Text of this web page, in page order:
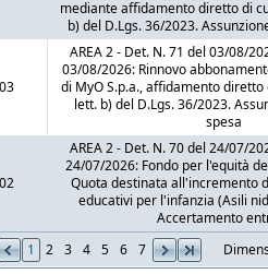
1 2 3 4 5 6 7
mediante affidamento diretto di
b) del D.Lgs. 36/2023.
AREA 2 - Det. N. 71 del 03/08/
03/08/2026: Rinnovo
di MyO S.p.a., affidamento diretto
lett. b) del D.Lgs. 36/2023.
spesa
AREA 2 - Det. N. 70 del 24/07/
24/07/2026: Fondo per l'equità
Quota destinata all'incremento
educativi per l'infanzia (Asili
Accertamento